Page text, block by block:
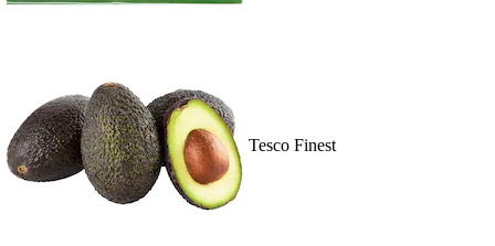
Tesco Finest